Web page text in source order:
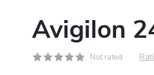
Avigilon
Not rated